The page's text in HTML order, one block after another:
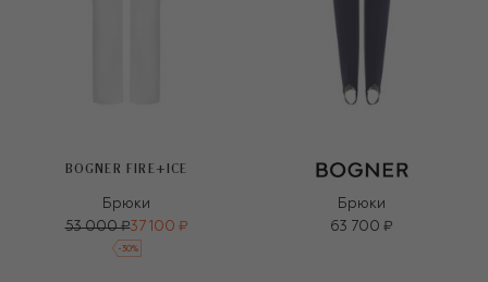
BOGNER FIRE+ICE
Брюки
53 000 ₽37 100 ₽
-30%
Брюки
63 700 ₽